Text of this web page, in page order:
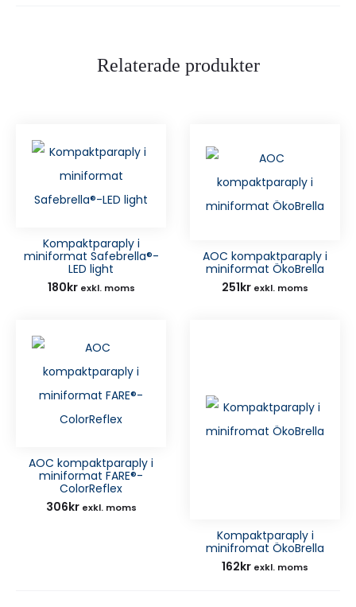
Relaterade produkter
Kompaktparaply i
miniformat Safebrella®-
LED light
180kr exkl. moms
AOC kompaktparaply i
miniformat ÖkoBrella
251kr exkl. moms
AOC kompaktparaply i
miniformat FARE®-
ColorReflex
306kr exkl. moms
Kompaktparaply i
minifromat ÖkoBrella
162kr exkl. moms